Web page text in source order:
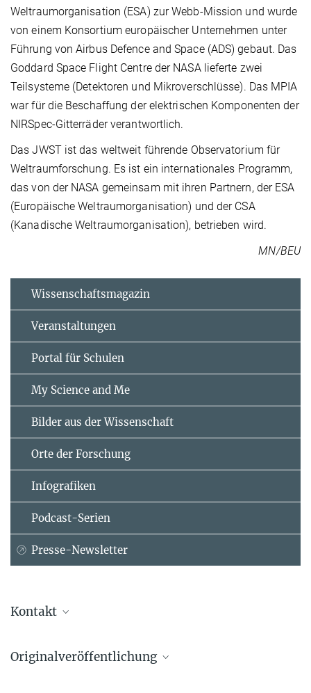
Weltraumorganisation (ESA) zur Webb-Mission und wurde
von einem Konsortium europäischer Unternehmen unter
Führung von Airbus Defence and Space (ADS) gebaut. Das
Goddard Space Flight Centre der NASA lieferte zwei
Teilsysteme (Detektoren und Mikroverschlüsse). Das MPIA
war für die Beschaffung der elektrischen Komponenten der
NIRSpec-Gitterräder verantwortlich.
Das JWST ist das weltweit führende Observatorium für
Weltraumforschung. Es ist ein internationales Programm,
das von der NASA gemeinsam mit ihren Partnern, der ESA
(Europäische Weltraumorganisation) und der CSA
(Kanadische Weltraumorganisation), betrieben wird.
MN/BEU
Wissenschaftsmagazin
Veranstaltungen
Portal für Schulen
My Science and Me
Bilder aus der Wissenschaft
Orte der Forschung
Infografiken
Podcast-Serien
Presse-Newsletter
Kontakt
Referent für Presse- und Öffentlichkeitsarbeit
Originalveröffentlichung